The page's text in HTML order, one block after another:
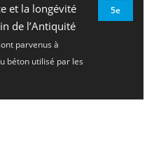
et la longévité
de l’Antiquité
parvenus à
béton utilisé par les
5e